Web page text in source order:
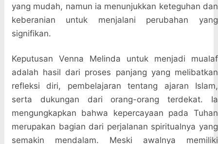
yang mudah, namun ia menunjukkan keteguhan dan
keberanian untuk menjalani perubahan yang
signifikan.
Keputusan Venna Melinda untuk menjadi mualaf
adalah hasil dari proses panjang yang melibatkan
refleksi diri, pembelajaran tentang ajaran Islam,
serta dukungan dari orang-orang terdekat. Ia
mengungkapkan bahwa kepercayaan pada Tuhan
merupakan bagian dari perjalanan spiritualnya yang
semakin mendalam. Meski awalnya memiliki